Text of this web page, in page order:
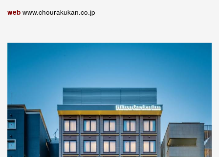
web www.chourakukan.co.jp